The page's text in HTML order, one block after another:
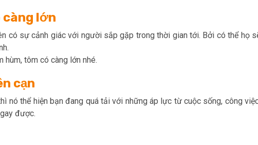
càng lớn
có sự cảnh giác với người sắp gặp trong thời gian tới. Bởi có thể họ
hùm, tôm có càng lớn nhé.
cạn
nó thể hiện bạn đang quá tải với những áp lực từ cuộc sống, công
được.